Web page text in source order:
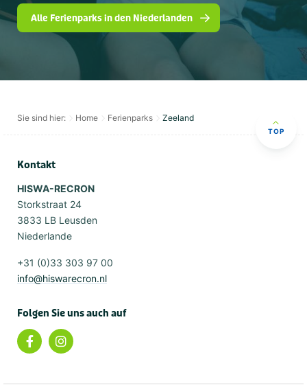
Alle Ferienparks in den Niederlanden
Sie sind hier: Home Ferienparks Zeeland
TOP
Kontakt
HISWA-RECRON
Storkstraat 24
3833 LB Leusden
Niederlande
+31 (0)33 303 97 00
info@hiswarecron.nl
Folgen Sie uns auch auf